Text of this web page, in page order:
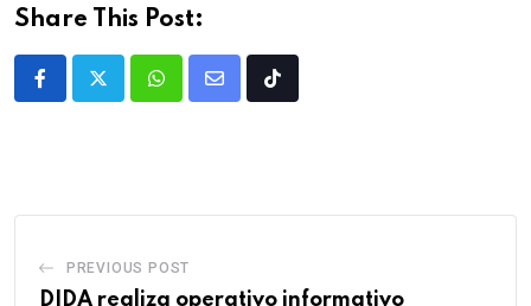
Share This Post:
PREVIOUS POST
DIDA realiza operativo informativo